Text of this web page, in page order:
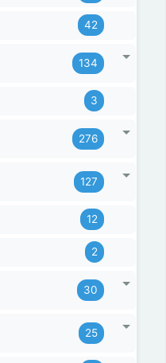
42
134
3
276
127
12
2
30
25